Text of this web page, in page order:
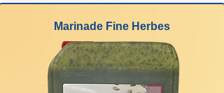
Marinade Fine Herbes